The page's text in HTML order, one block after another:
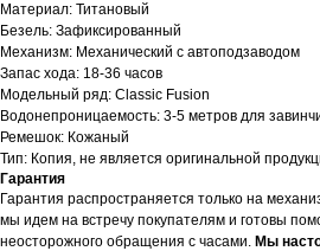
Материал: Титановый
Безель: Зафиксированный
Механизм: Механический с автоподзаводом
Запас хода: 18-36 часов
Модельный ряд: Classic Fusion
Водонепроницаемость: 3-5 метров для
Ремешок: Кожаный
Тип: Копия, не является оригинальной
Гарантия
Гарантия распространяется только на
мы идем на встречу покупателям и готовы
неосторожного обращения с часами. Мы